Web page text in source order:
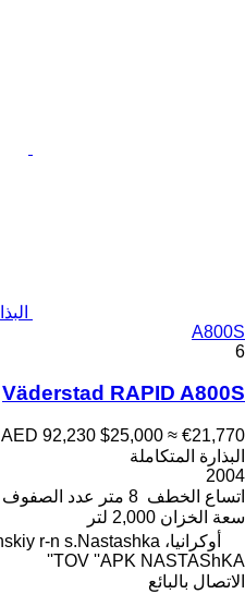
A800S
6
Väderstad RAPID A800S
AED 92,230 $25,000 ≈ €21,770
البذارة المتكاملة
2004
اتساع الخطف 8 متر عدد الصفوف
سعة الخزان 2,000 لتر
أوكرانيا، Rokitnyanskiy r-n s.Nastashka
TOV ''APK NASTAShKA''
الاتصال بالبائع